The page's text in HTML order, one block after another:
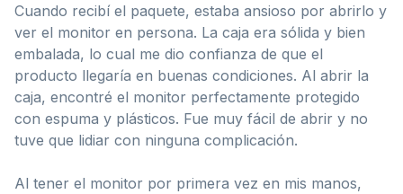
Cuando recibí el paquete, estaba ansioso por abrirlo y
ver el monitor en persona. La caja era sólida y bien
embalada, lo cual me dio confianza de que el
producto llegaría en buenas condiciones. Al abrir la
caja, encontré el monitor perfectamente protegido
con espuma y plásticos. Fue muy fácil de abrir y no
tuve que lidiar con ninguna complicación.
Al tener el monitor por primera vez en mis manos,